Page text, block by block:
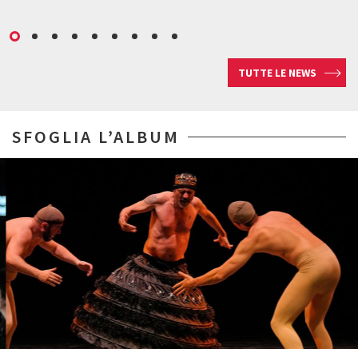
TUTTE LE NEWS
SFOGLIA L’ALBUM